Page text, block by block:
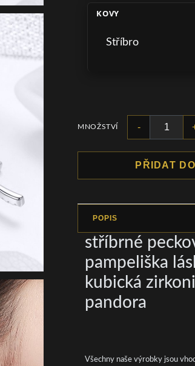
KOVY
Stříbro
MNOŽSTVÍ -
PŘIDAT
POPIS
stříbrné
pampeliška
kubická
pandora
Všechny naše výrobky jsou